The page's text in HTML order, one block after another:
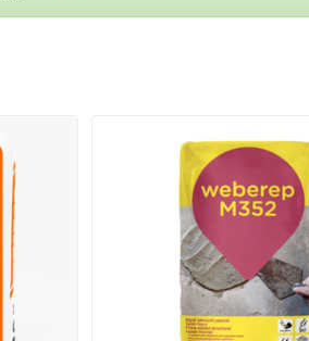
ფასადები
გრუნტები,
ჰიდროიზოლაცია
ლითონი
სამშენებლო
დანადგარები